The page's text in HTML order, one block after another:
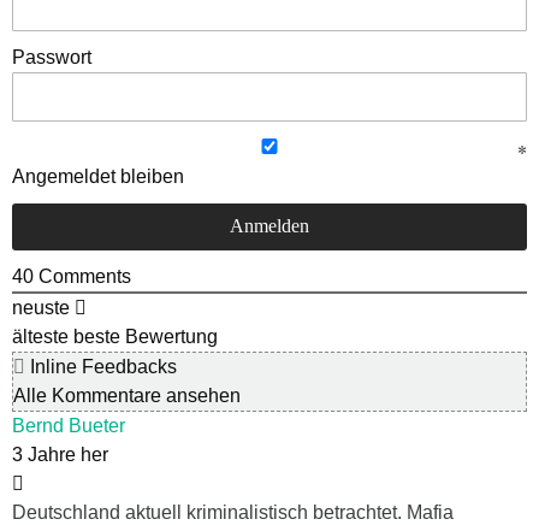
Passwort
Angemeldet bleiben
40 Comments
neuste
älteste beste Bewertung
Inline Feedbacks
Alle Kommentare ansehen
Bernd Bueter
3 Jahre her
Deutschland aktuell kriminalistisch betrachtet. Mafia